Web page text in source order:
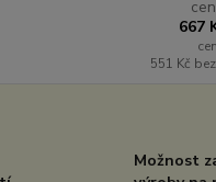
667
551 Kč
Možnost